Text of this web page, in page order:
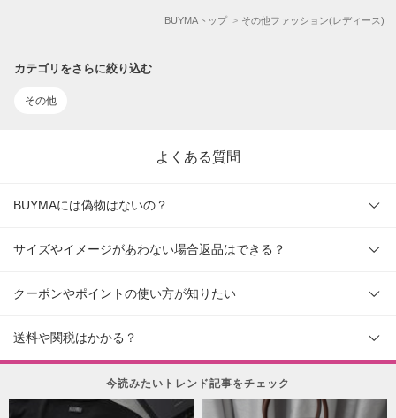
BUYMAトップ その他ファッション(レディース)
カテゴリをさらに絞り込む
その他
よくある質問
BUYMAには偽物はないの？
サイズやイメージがあわない場合返品はできる？
クーポンやポイントの使い方が知りたい
送料や関税はかかる？
今読みたいトレンド記事をチェック